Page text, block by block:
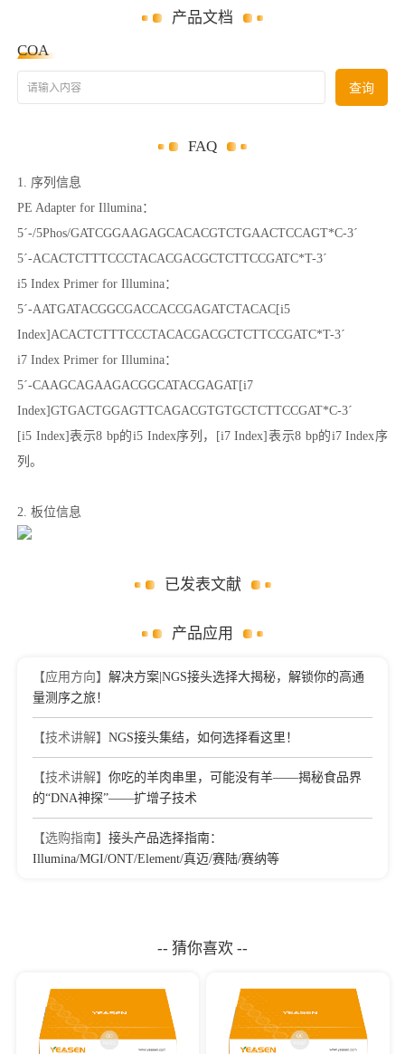
产品文档
COA
请输入内容 查询
FAQ
1. 序列信息
PE Adapter for Illumina：
5´-/5Phos/GATCGGAAGAGCACACGTCTGAACTCCAGT*C-3´
5´-ACACTCTTTCCCTACACGACGCTCTTCCGATC*T-3´
i5 Index Primer for Illumina：
5´-AATGATACGGCGACCACCGAGATCTACAC[i5
Index]ACACTCTTTCCCTACACGACGCTCTTCCGATC*T-3´
i7 Index Primer for Illumina：
5´-CAAGCAGAAGACGGCATACGAGAT[i7
Index]GTGACTGGAGTTCAGACGTGTGCTCTTCCGAT*C-3´
[i5 Index]表示8 bp的i5 Index序列，[i7 Index]表示8 bp的i7 Index序
列。
2. 板位信息
已发表文献
产品应用
【应用方向】 解决方案|NGS接头选择大揭秘，解锁你的高通
量测序之旅！
【技术讲解】 NGS接头集结，如何选择看这里！
【技术讲解】 你吃的羊肉串里，可能没有羊——揭秘食品界
的“DNA神探”——扩增子技术
【选购指南】 接头产品选择指南：
Illumina/MGI/ONT/Element/真迈/赛陆/赛纳等
-- 猜你喜欢 --